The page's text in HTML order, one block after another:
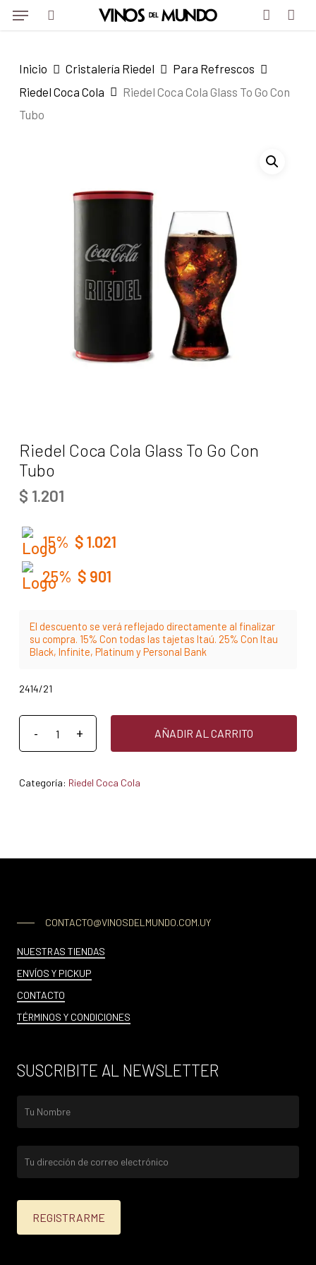
Skip
content
Menu
Inicio Cristalería Riedel
Para Refrescos
Riedel Coca Cola
Riedel Coca Cola Glass To Go Con
Tubo
Riedel Coca Cola Glass To Go Con
Tubo
$ 1.201
15% $1.021
25% $ 901
El descuento se verá reflejado directamente al finalizar
su compra. 15% Con todas las tajetas Itaú. 25% Con Itau
Black, Infinite, Platinum y Personal Bank
2414/21
AÑADIR AL CARRITO
Categoría: Riedel Coca Cola
CONTACTO@VINOSDELMUNDO.COM.UY
NUESTRAS TIENDAS
ENVÍOS Y PICKUP
CONTACTO
TÉRMINOS Y CONDICIONES
SUSCRIBITE AL NEWSLETTER